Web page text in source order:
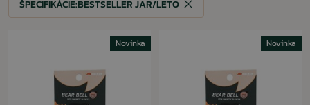
ŠPECIFIKÁCIE:BESTSELLER JAR/LETO
Novinka Novinka